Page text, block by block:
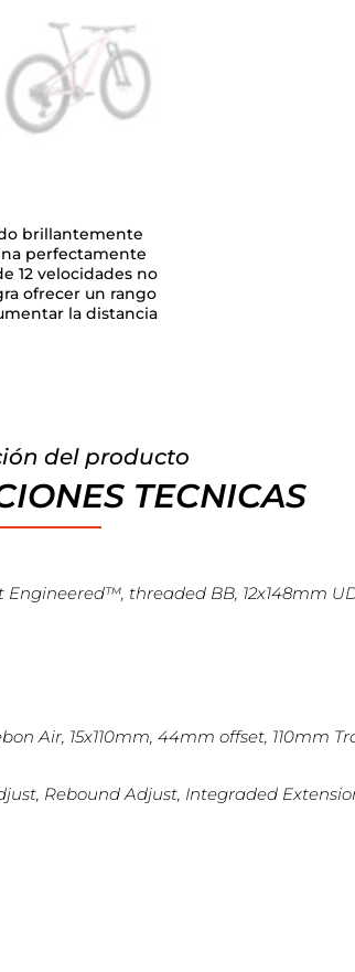
brillantemente
perfectamente
12 velocidades no
ofrecer un rango
la distancia
del producto
TECNICAS
Engineered™, threaded BB, 12x148mm
Air, 15x110mm, 44mm offset, 110mm
Rebound Adjust, Integraded